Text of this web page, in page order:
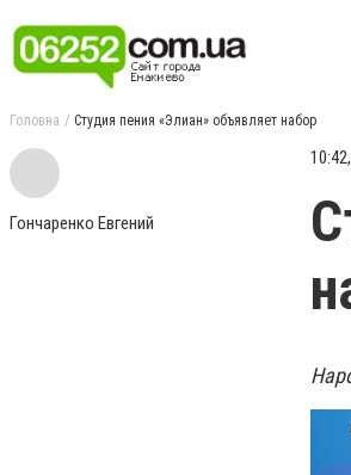
Головна Студия пения «Элиан» объявляет набор
Гончаренко Евгений